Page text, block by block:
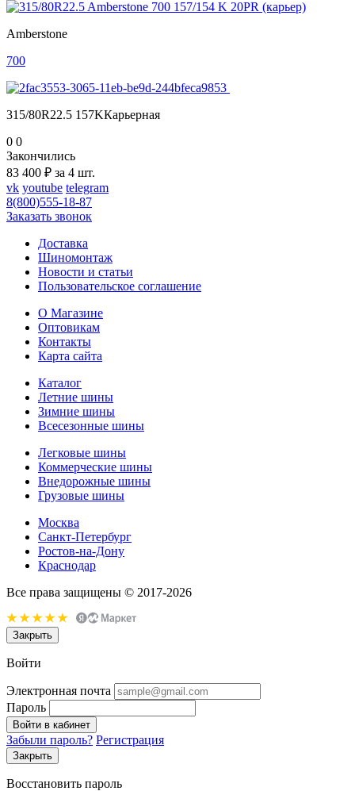
Amberstone
700
315/80R22.5 157KКарьерная
0 0
Закончились
83 400 ₽ за 4 шт.
vk youtube telegram
8(800)555-18-87
Заказать звонок
Доставка
Шиномонтаж
Новости и статьи
Пользовательское соглашение
О Магазине
Оптовикам
Контакты
Карта сайта
Каталог
Летние шины
Зимние шины
Всесезонные шины
Легковые шины
Коммерческие шины
Внедорожные шины
Грузовые шины
Москва
Санкт-Петербург
Ростов-на-Дону
Краснодар
Все права защищены © 2017-2026
Закрыть
Войти
Электронная почта
Пароль
Войти в кабинет
Забыли пароль? Регистрация
Закрыть
Восстановить пароль